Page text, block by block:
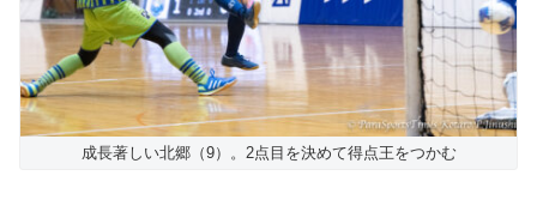
成長著しい北郷（9）。2点目を決めて得点王をつかむ